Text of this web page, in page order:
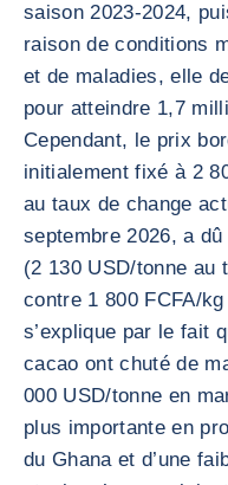
saison 2023-2024,
raison de conditions
et de maladies, elle
pour atteindre 1,7
Cependant, le prix
initialement fixé à 2
au taux de change
septembre 2026, a
(2 130 USD/tonne au
contre 1 800 FCFA/
s’explique par le fait
cacao ont chuté de
000 USD/tonne en
plus importante en
du Ghana et d’une